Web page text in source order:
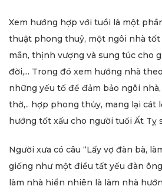
Xem hướng hợp với tuổi là một
thuật phong thuỷ, một ngôi nhà tốt
mắn, thịnh vượng và sung túc cho
đời,... Trong đó xem hướng nhà
những yếu tố để đảm bảo ngôi
thờ,.. hợp phong thủy, mang lại cát
hướng tốt xấu cho người tuổi Ất Tỵ
Người xưa có câu “Lấy vợ đàn bà,
giống như một điều tất yếu đàn
làm nhà hiển nhiên là làm nhà